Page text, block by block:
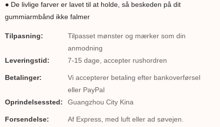
● De livlige farver er lavet til at holde, så beskeden på dit
gummiarmbånd ikke falmer
Tilpasning:
Tilpasset mønster og mærker som din
anmodning
Leveringstid:
7-15 dage, accepter rushordren
Betalinger:
Vi accepterer betaling efter bankoverførsel
eller PayPal
Oprindelsessted:
Guangzhou City Kina
Forsendelse:
Af Express, med luft eller ad søvejen.